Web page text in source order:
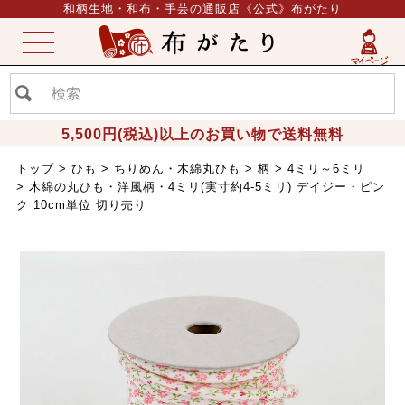
和柄生地・和布・手芸の通販店《公式》布がたり
5,500円(税込)以上のお買い物で送料無料
ME
NU
トップ ひも ちりめん・木綿丸ひも 柄
4ミリ～6ミリ
木綿の丸ひも・洋風柄・4ミリ(実寸約4-5ミリ) デイジー・ピン
ク 10cm単位 切り売り